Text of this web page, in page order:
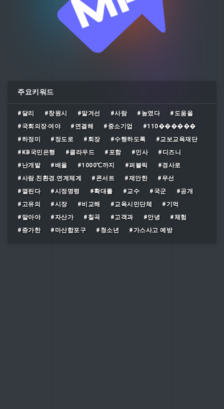
주요키워드
#달리 #창원시 #맡겨선 #사람 #높였다
#도움을
#국회의장‧여야
#연결해 #중소기업
#110������
#하정미
#정도로 #회장 #수행하도록
#교보교육재단
#KB국민은행
#클라우드 #포함 #인사
#디즈니
#난개발
#배울 #1000℃까지 #퍼블릭
#경사로
#사람․친환경․연계체계
#콘서트 #제안한
#무선
#열린다
#시정명령 #확대를 #교수 #국군
#공개
#고유의
#시장 #비교해 #교육시민단체
#기억
#말아야
#자산가 #칠곡 #고객과 #안녕
#체험
#증가한
#마산합포구 #청소년 #가스사고 예방